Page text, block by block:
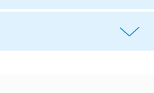
Lenkradfernbedienungsadapter